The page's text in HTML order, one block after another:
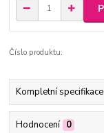
Číslo produktu:
Kompletní specifikace
Hodnocení 0